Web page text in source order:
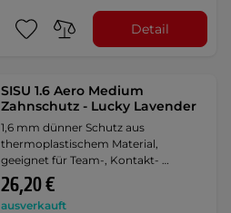
Detail
SISU 1.6 Aero Medium
Zahnschutz - Lucky Lavender
1,6 mm dünner Schutz aus
thermoplastischem Material,
geeignet für Team-, Kontakt- …
26,20 €
ausverkauft